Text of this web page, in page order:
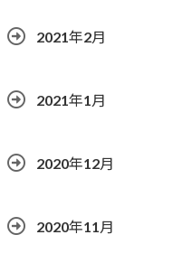
2021年2月
2021年1月
2020年12月
2020年11月